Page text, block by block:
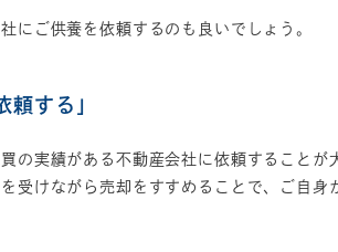
にご供養を依頼するのも良いでしょう。
する」
の実績がある不動産会社に依頼することが
受けながら売却をすすめることで、ご自身